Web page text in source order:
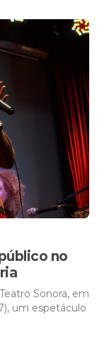
no
Sonora, em
um espetáculo